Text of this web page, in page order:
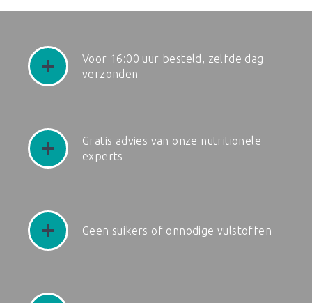
Voor 16:00 uur besteld, zelfde dag
verzonden
Gratis advies van onze nutritionele
experts
Geen suikers of onnodige vulstoffen